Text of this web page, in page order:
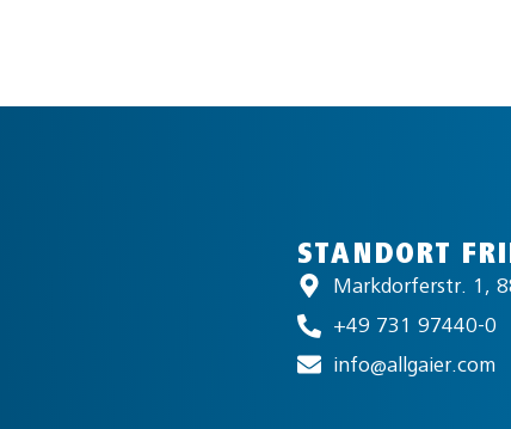
STANDORT
Markdorferstr. 1,
+49 731 97440-0
info@allgaier.com